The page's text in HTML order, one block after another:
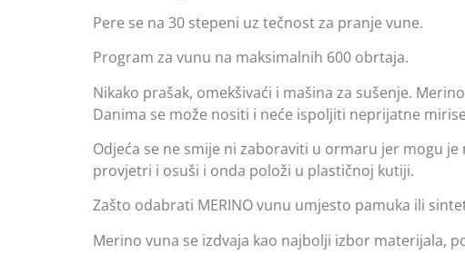
Pere se na 30 stepeni uz tečnost za pranje vune.
Program za vunu na maksimalnih 600 obrtaja.
Nikako prašak, omekšivaći i mašina za sušenje.
Danima se može nositi i neće ispoljiti neprijatne
Odjeća se ne smije ni zaboraviti u ormaru jer mogu
provjetri i osuši i onda položi u plastičnoj kutiji.
Zašto odabrati MERINO vunu umjesto pamuka ili
Merino vuna se izdvaja kao najbolji izbor materijala,